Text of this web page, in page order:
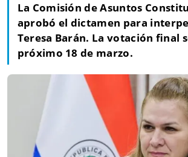
La Comisión de Asuntos
aprobó el dictamen para
Teresa Barán. La votación final
próximo 18 de marzo.